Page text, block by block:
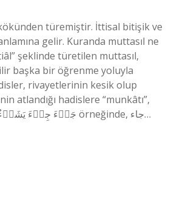
türemiştir. İttisal bitişik ve
gelir. Kuranda muttasıl ne
şeklinde türetilen muttasıl,
başka bir öğrenme yoluyla
rivayetlerinin kesik olup
atlandığı hadislere “munkâtı”,
zayıf hadislere ise “munkâtı” denir. Meddi muttasıl nedir bir örnek? جَاۤءَ جِىۤءَ يَشَاۤءُ اُولَۤئِكَ örneğinde, جاء…